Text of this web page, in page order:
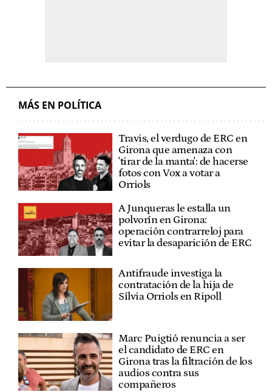
MÁS EN POLÍTICA
Travis, el verdugo de ERC en
Girona que amenaza con
'tirar de la manta': de hacerse
fotos con Vox a votar a
Orriols
A Junqueras le estalla un
polvorín en Girona:
operación contrarreloj para
evitar la desaparición de ERC
Antifraude investiga la
contratación de la hija de
Sílvia Orriols en Ripoll
Marc Puigtió renuncia a ser
el candidato de ERC en
Girona tras la filtración de los
audios contra sus
compañeros